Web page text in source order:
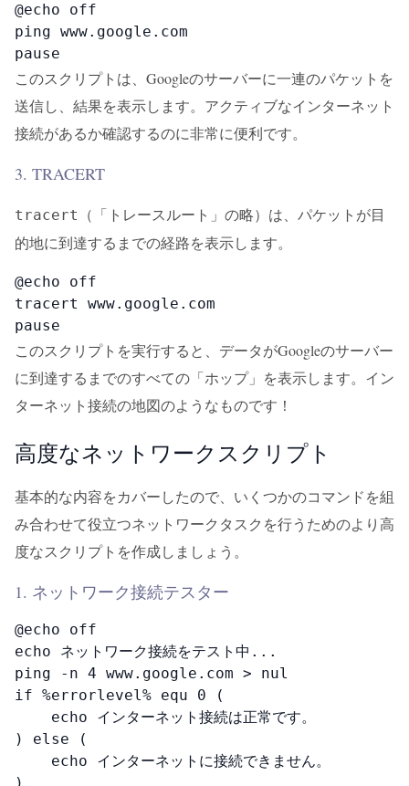
@echo off
ping www.google.com
pause
このスクリプトは、Googleのサーバーに一連のパケットを
送信し、結果を表示します。アクティブなインターネット
接続があるか確認するのに非常に便利です。
3. TRACERT
tracert
（「トレースルート」の略）は、パケットが目
的地に到達するまでの経路を表示します。
@echo off
tracert www.google.com
pause
このスクリプトを実行すると、データがGoogleのサーバー
に到達するまでのすべての「ホップ」を表示します。イン
ターネット接続の地図のようなものです！
高度なネットワークスクリプト
基本的な内容をカバーしたので、いくつかのコマンドを組
み合わせて役立つネットワークタスクを行うためのより高
度なスクリプトを作成しましょう。
1. ネットワーク接続テスター
@echo off
echo ネットワーク接続をテスト中...
ping -n 4 www.google.com > nul
if %errorlevel% equ 0 (
    echo インターネット接続は正常です。
) else (
    echo インターネットに接続できません。